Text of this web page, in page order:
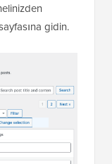
gidin.